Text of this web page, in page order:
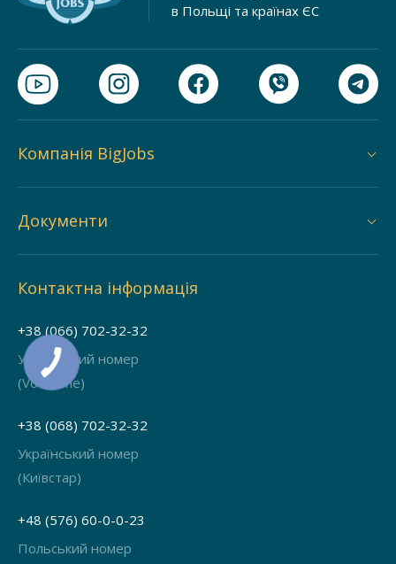
в Польщі та країнах ЄС
Компанія BigJobs
Документи
Контактна інформація
+38 (066) 702-32-32
Український номер
(Vodafone)
+38 (068) 702-32-32
Український номер
(Київстар)
+48 (576) 60-0-0-23
Польський номер